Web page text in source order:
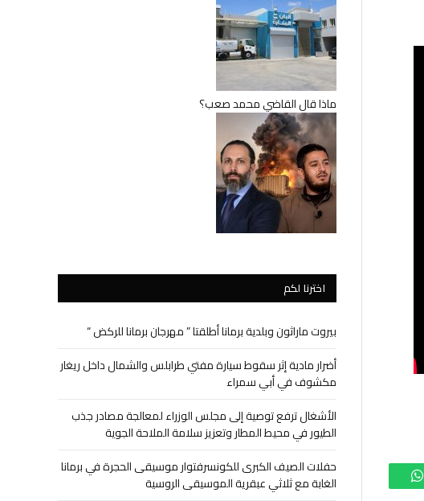
واتساب
ماذا قال القاضي محمد صعب؟
اخترنا لكم
بيروت ماراثون وبلدية برمانا أطلقتا ” مهرجان برمانا للركض “
أضرار مادية إثر سقوط سيارة مفتي طرابلس والشمال داخل ريغار
مكشوف في أبي سمراء
الأشغال ترفع توصية إلى مجلس الوزراء لمعالجة مصادر جذب
الطيور في محيط المطار وتعزيز سلامة الملاحة الجوية
حفلات الصيف الكبرى للكونسرفتوار موسيقى الحجرة في برمانا
الغابة مع ثلاثي عبقرية الموسيقى الروسية